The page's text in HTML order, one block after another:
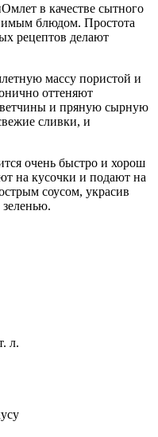
Омлет в качестве сытного
блюдом. Простота
рецептов делают
массу пористой и
оттеняют
и пряную сырную
сливки, и
очень быстро и хорош
на кусочки и подают на
соусом, украсив
л.